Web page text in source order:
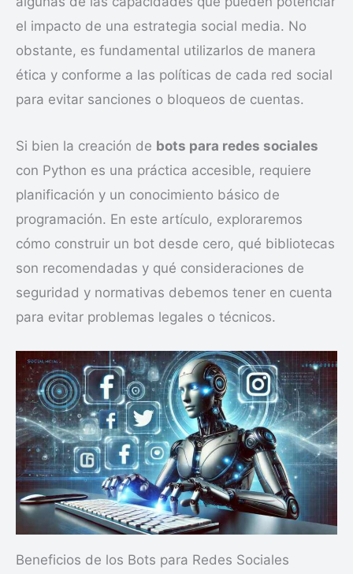
el impacto de una estrategia social media. No
obstante, es fundamental utilizarlos de manera
ética y conforme a las políticas de cada red social
para evitar sanciones o bloqueos de cuentas.
Si bien la creación de bots para redes sociales
con Python es una práctica accesible, requiere
planificación y un conocimiento básico de
programación. En este artículo, exploraremos
cómo construir un bot desde cero, qué bibliotecas
son recomendadas y qué consideraciones de
seguridad y normativas debemos tener en cuenta
para evitar problemas legales o técnicos.
Beneficios de los Bots para Redes Sociales